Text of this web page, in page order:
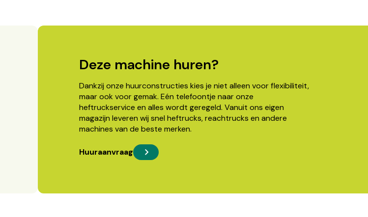
Deze machine huren?
Dankzij onze huurconstructies kies je niet alleen voor flexibiliteit,
maar ook voor gemak. Eén telefoontje naar onze
heftruckservice en alles wordt geregeld. Vanuit ons eigen
magazijn leveren wij snel heftrucks, reachtrucks en andere
machines van de beste merken.
Huuraanvraag